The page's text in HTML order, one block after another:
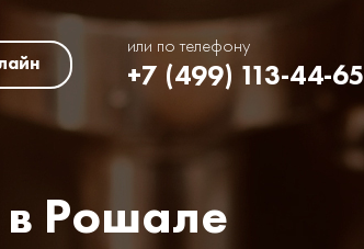
или по телефону
+7 (499) 113-44-65
Рошале